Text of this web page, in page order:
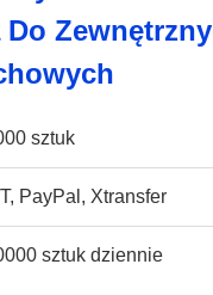
sztuk
PayPal, Xtransfer
sztuk dziennie